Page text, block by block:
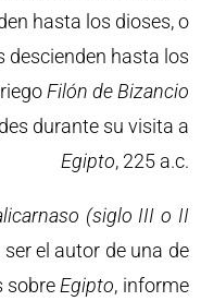
hasta los dioses, o
descienden hasta los
Filón de Bizancio
durante su visita a
Egipto, 225 a.c.
(siglo III o II
el autor de una de
sobreEgipto, informe